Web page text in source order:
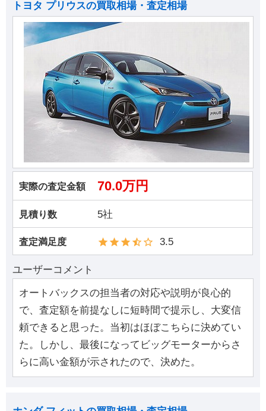
トヨタ プリウスの買取相場・査定相場
実際の査定金額 70.0万円
見積り数 5社
査定満足度 3.5
ユーザーコメント
オートバックスの担当者の対応や説明が良心的
で、査定額を前提なしに短時間で提示し、大変信
頼できると思った。当初はほぼこちらに決めてい
た。しかし、最後になってビッグモーターからさ
らに高い金額が示されたので、決めた。